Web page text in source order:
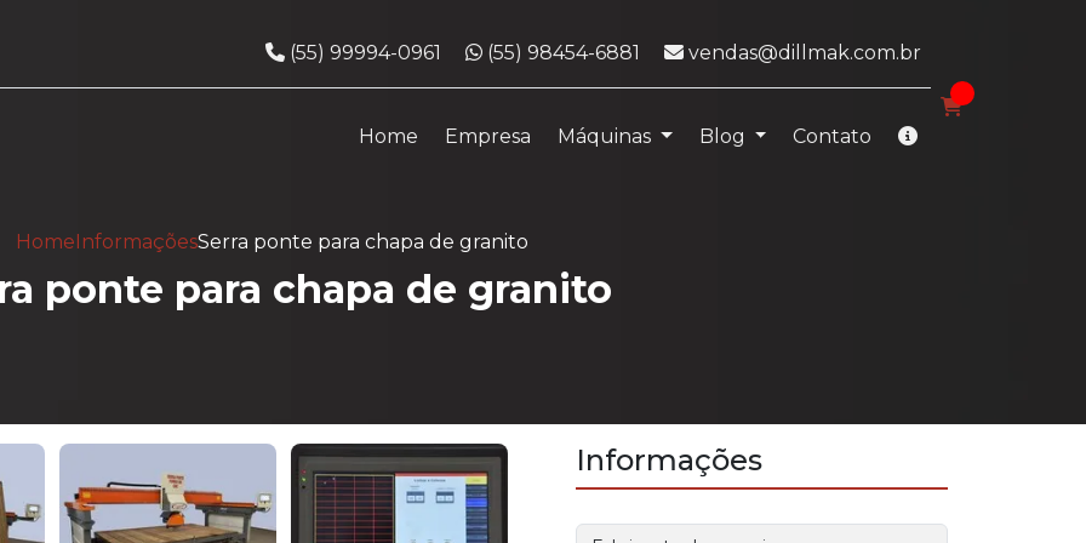
Telefone:
(55) 99994-0961 WhatsApp:
(55) 98454-6881 E-mail:
vendas@dillmak.com.br
Home Empresa Máquinas Blog Contato
HomeInformaçõesSerra ponte para chapa de granito
ponte para chapa de granito
Informações